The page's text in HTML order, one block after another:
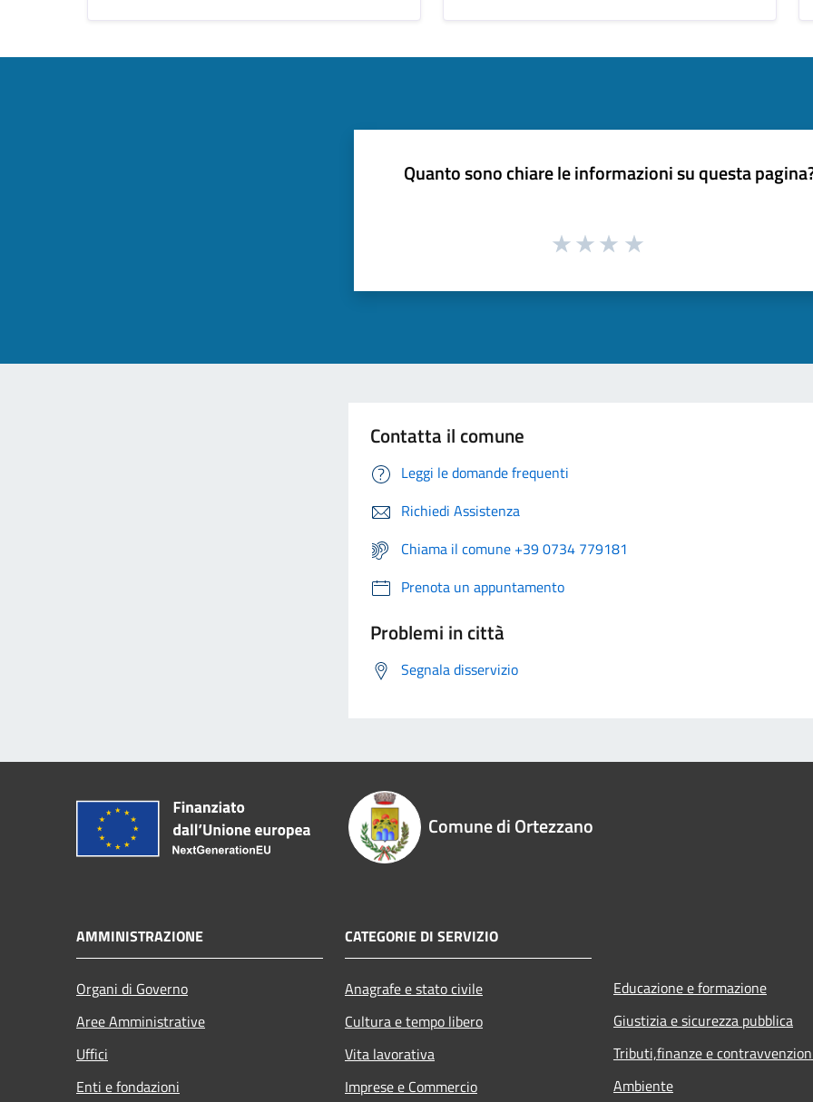
Quanto sono chiare le informazioni su questa
Contatta il comune
Leggi le domande frequenti
Richiedi Assistenza
Chiama il comune +39 0734 779181
Prenota un appuntamento
Problemi in città
Segnala disservizio
Comune di Ortezzano
AMMINISTRAZIONE
Organi di Governo
Aree Amministrative
Uffici
Enti e fondazioni
CATEGORIE DI SERVIZIO
Anagrafe e stato civile
Cultura e tempo libero
Vita lavorativa
Imprese e Commercio
Educazione e formazione
Giustizia e sicurezza pubblica
Tributi,finanze e
Ambiente